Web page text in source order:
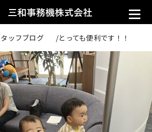
ッフブログ とっても便利です！！